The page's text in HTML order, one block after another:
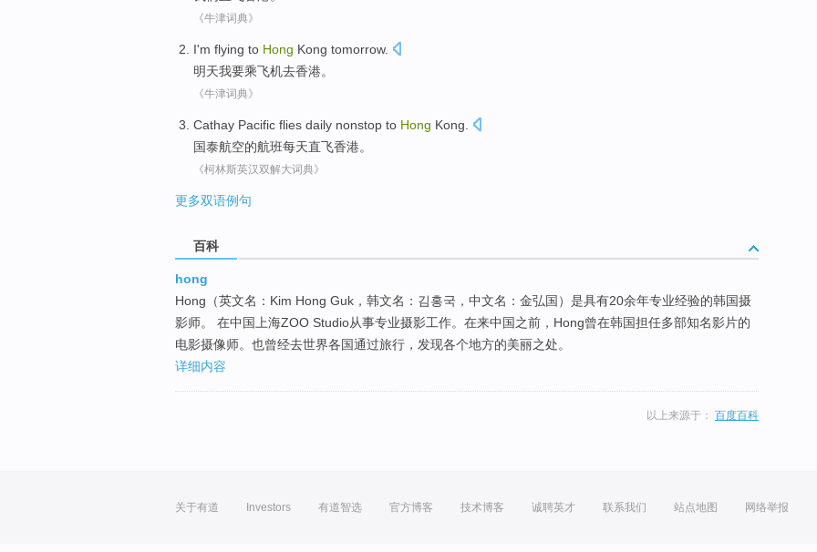
《牛津词典》
I'm flying to Hong Kong tomorrow.
明天我要乘飞机去香港。
《牛津词典》
Cathay Pacific flies daily nonstop to Hong Kong
国泰航空的航班每天直飞香港。
《柯林斯英汉双解大词典》
更多双语例句
百科
hong
Hong（英文名：Kim Hong Guk，韩文名：김홍국，中文名：金弘国）是具有20余年专业经验的韩国摄
影师。 在中国上海ZOO Studio从事专业摄影工作。在来中国之前，Hong曾在韩国担任多部知名影片的
电影摄像师。也曾经去世界各国通过旅行，发现各个地方的美丽之处。
详细内容
以上来源于： 百度百科
关于有道 Investors 有道智选 官方博客 技术博客 诚聘英才 联系我们 站点地图 网络举报